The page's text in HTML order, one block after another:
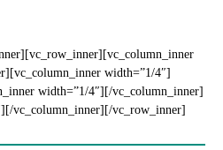
width=”1/4″]
width=”1/4″][/vc_column_inner]
vc_column_inner][/vc_row_inner]